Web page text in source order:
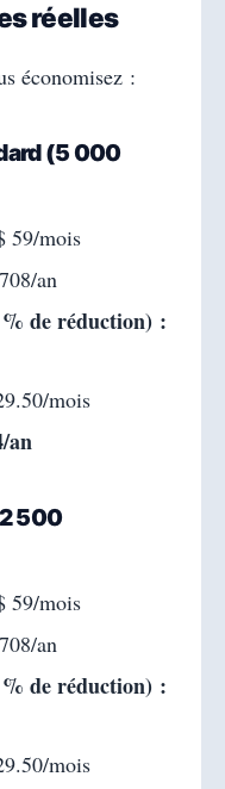
réelles
économisez :
(5 000
59/mois
an
de réduction) :
mois
an
500
59/mois
an
de réduction) :
mois